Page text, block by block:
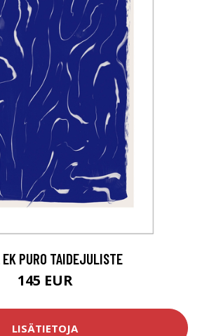
EK PURO TAIDEJULISTE
145 EUR
LISÄTIETOJA